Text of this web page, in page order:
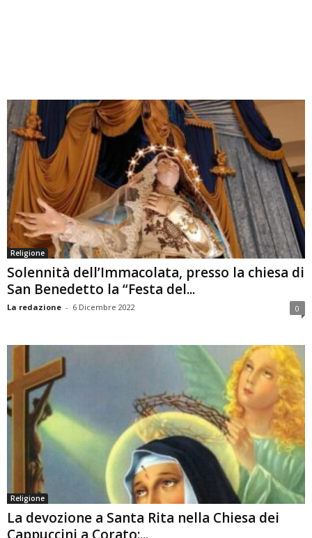
Religione
Solennità dell’Immacolata, presso la chiesa di
San Benedetto la “Festa del...
La redazione - 6 Dicembre 2022 0
Religione
La devozione a Santa Rita nella Chiesa dei